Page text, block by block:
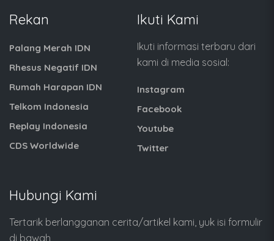
Rekan
Palang Merah IDN
Rhesus Negatif IDN
Rumah Harapan IDN
Telkom Indonesia
Replay Indonesia
CDS Worldwide
Ikuti Kami
Ikuti informasi terbaru dari
kami di media sosial:
Instagram
Facebook
Youtube
Twitter
Hubungi Kami
Tertarik berlangganan cerita/artikel kami, yuk isi formulir
di bawah